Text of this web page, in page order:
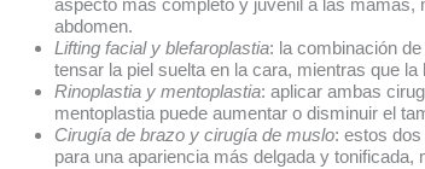
aspecto más completo y juvenil a las mamas,
abdomen.
Lifting facial y blefaroplastia: la combinación
tensar la piel suelta en la cara, mientras que
Rinoplastia y mentoplastia: aplicar ambas
mentoplastia puede aumentar o disminuir el
Cirugía de brazo y cirugía de muslo: estos
para una apariencia más delgada y